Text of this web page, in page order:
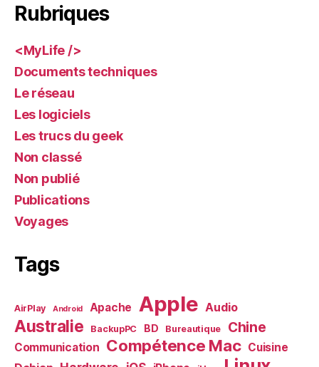
Rubriques
<MyLife />
Documents techniques
Le réseau
Les logiciels
Les trucs du geek
Non classé
Non publié
Publications
Voyages
Tags
AirPlay Android Apache Apple Audio
Australie BackupPC BD Bureautique Chine
Communication Compétence Mac Cuisine